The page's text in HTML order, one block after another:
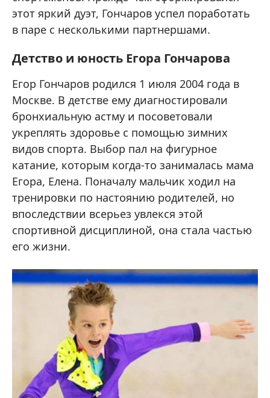
этот яркий дуэт, Гончаров успел поработать
в паре с несколькими партнершами.
Детство и юность Егора Гончарова
Егор Гончаров родился 1 июля 2004 года в
Москве. В детстве ему диагностировали
бронхиальную астму и посоветовали
укреплять здоровье с помощью зимних
видов спорта. Выбор пал на фигурное
катание, которым когда-то занималась мама
Егора, Елена. Поначалу мальчик ходил на
тренировки по настоянию родителей, но
впоследствии всерьез увлекся этой
спортивной дисциплиной, она стала частью
его жизни.